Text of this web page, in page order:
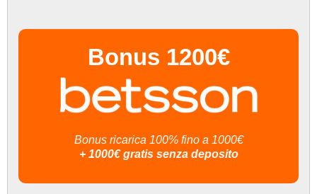
Bonus 1200€
Bonus ricarica 100% fino a 1000€
+ 1000€ gratis senza deposito